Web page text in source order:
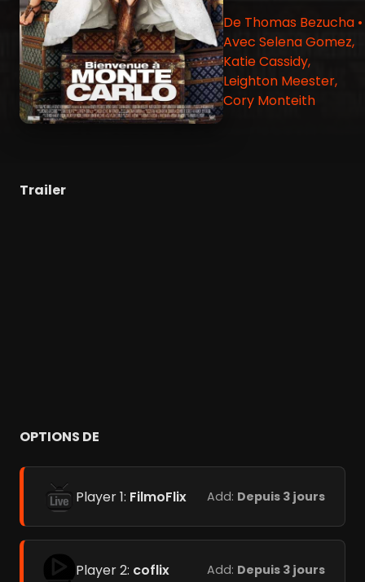
De Thomas Bezucha •
Avec Selena Gomez,
Katie Cassidy,
Leighton Meester,
Cory Monteith
Trailer
OPTIONS DE
Player 1: FilmoFlix Add: Depuis 3 jours
Player 2: coflix Add: Depuis 3 jours